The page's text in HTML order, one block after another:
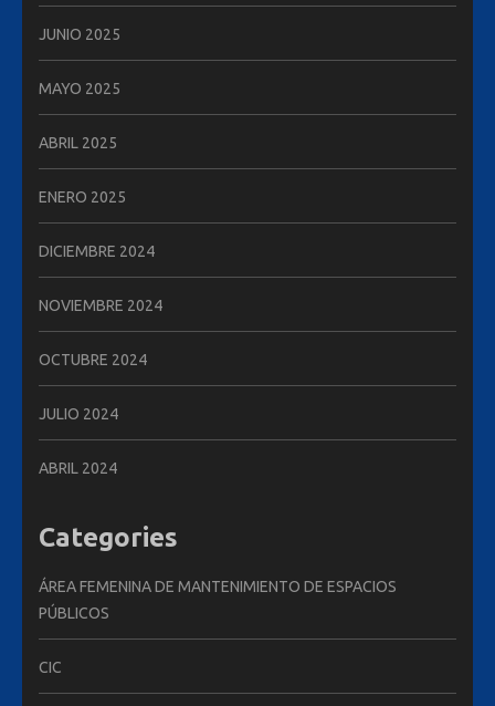
JUNIO 2025
MAYO 2025
ABRIL 2025
ENERO 2025
DICIEMBRE 2024
NOVIEMBRE 2024
OCTUBRE 2024
JULIO 2024
ABRIL 2024
Categories
ÁREA FEMENINA DE MANTENIMIENTO DE ESPACIOS
PÚBLICOS
CIC